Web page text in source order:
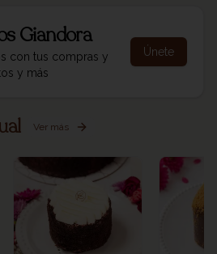
Giandora
con tus compras y
y más
Únete
Ver más